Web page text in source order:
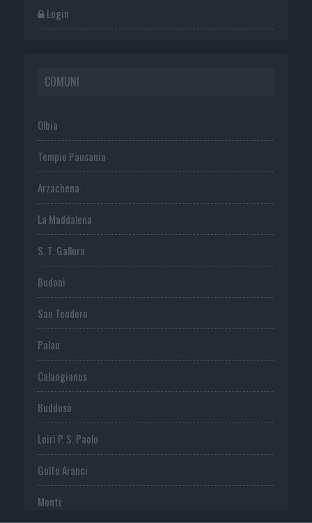
Login
COMUNI
Olbia
Tempio Pausania
Arzachena
La Maddalena
S. T. Gallura
Budoni
San Teodoro
Palau
Calangianus
Buddusò
Loiri P. S. Paolo
Golfo Aranci
Monti